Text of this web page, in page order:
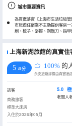
城市重要資訊
為貫徹落實《上海市生活垃圾
市旅遊住宿業不主動提供客房
刷、梳子、浴擦、剃鬚刀、指
上海新湖旅館的真實住
5 /5分 100% 的
訪客
商務旅客
標準大床房
入住於2026年05月
5.0
老闆人